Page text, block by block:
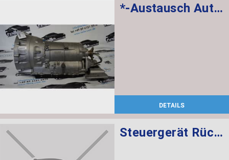
*-Austausch Automatikgetriebe EH GA8HP70Z
DETAILS
Steuergerät Rückfahrkamera